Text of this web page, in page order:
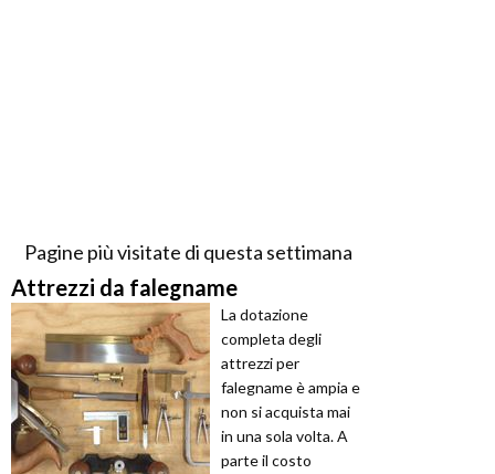
Pagine più visitate di questa settimana
Attrezzi da falegname
La dotazione
completa degli
attrezzi per
falegname è ampia e
non si acquista mai
in una sola volta. A
parte il costo